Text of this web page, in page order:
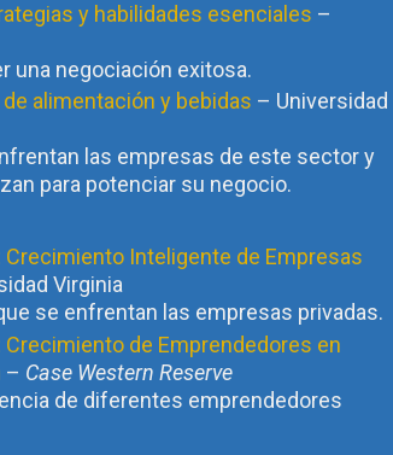
y habilidades esenciales –
una negociación exitosa.
alimentación y bebidas – Universidad
las empresas de este sector y
para potenciar su negocio.
Crecimiento Inteligente de Empresas
Virginia
se enfrentan las empresas privadas.
Crecimiento de Emprendedores en
– Case Western Reserve
de diferentes emprendedores